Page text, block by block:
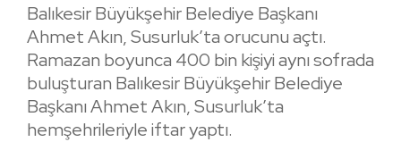
Balıkesir Büyükşehir Belediye Başkanı
Ahmet Akın, Susurluk’ta orucunu açtı.
Ramazan boyunca 400 bin kişiyi aynı sofrada
buluşturan Balıkesir Büyükşehir Belediye
Başkanı Ahmet Akın, Susurluk’ta
hemşehrileriyle iftar yaptı.